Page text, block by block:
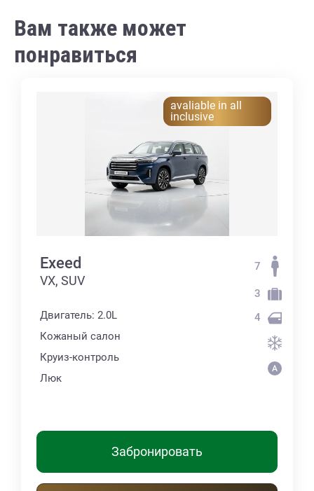
Вам также может
понравиться
avaliable in all
inclusive
Exeed
VX, SUV
Двигатель: 2.0L
Кожаный салон
Круиз-контроль
Люк
7
3
4
Забронировать